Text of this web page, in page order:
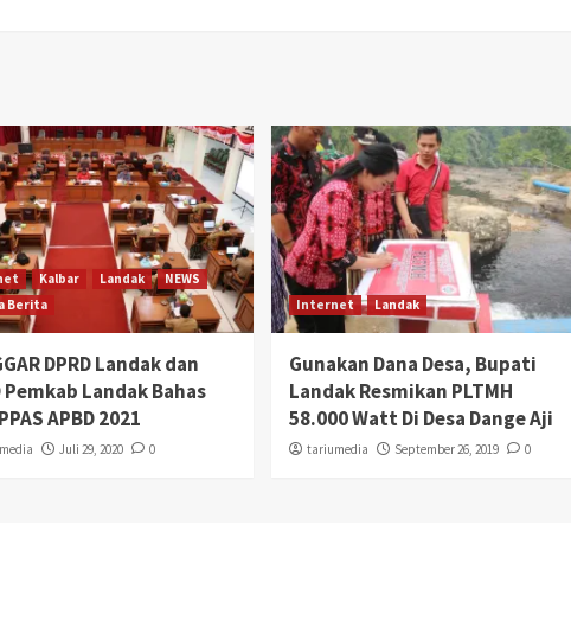
Kalbar Landak
NEWS
Berita
DPRD Landak dan
Pemkab Landak Bahas
APBD 2021
Juli 29, 2020 0
Internet Landak
Gunakan Dana Desa, Bupati
Landak Resmikan PLTMH
58.000 Watt Di Desa Dange Aji
tariumedia September 26, 2019 0